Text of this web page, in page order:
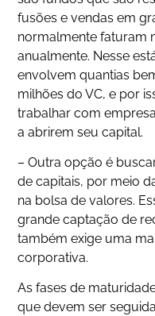
fusões e vendas em
normalmente faturam
anualmente. Nesse
envolvem quantias
milhões do VC, e por
trabalhar com
a abrirem seu capital.
– Outra opção é
de capitais, por meio
na bolsa de valores.
grande captação de
também exige uma
corporativa.
As fases de
que devem ser